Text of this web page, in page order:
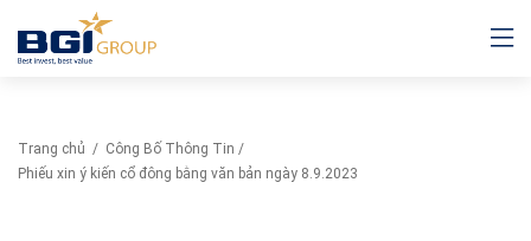
Trang chủ / Công Bố Thông Tin /
Phiếu xin ý kiến cổ đông bằng văn bản ngày 8.9.2023